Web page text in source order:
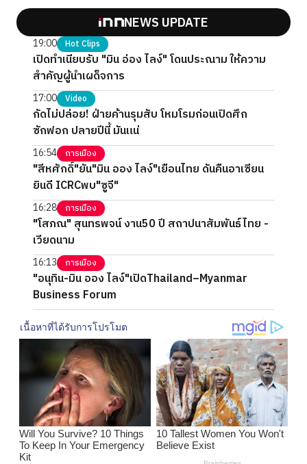
NEWS UPDATE
19:00 Hot Clips
เปิดทำเนียบรับ "มิน อ่อง ไลง์" โดนประณาม ให้ความ
สำคัญผู้นำเผด็จการ
17:00 Video
กัดไม่ปล่อย! ฝ่ายค้านรุมสับ โหมโรมก่อนเปิดศึก
ซักฟอก ปลายปีนี้ มันแน่
16:54 การเมือง
"สีหศักดิ์"ยัน"มิน ออง ไลง์"เยือนไทย ดันคืนอาเซียน
ยินดี ICRCพบ"ซูจี"
16:28 การเมือง
"โสภณ" สุนทรพจน์ งาน50 ปี สถาปนาสัมพันธ์ไทย -
เวียดนาม
16:13 การเมือง
"อนุทิน-มิน ออง ไลง์"เปิดThailand–Myanmar
Business Forum